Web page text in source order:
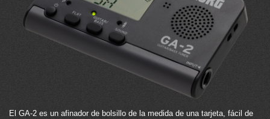
El GA-2 es un afinador de bolsillo de la medida de una tarjeta, fácil de